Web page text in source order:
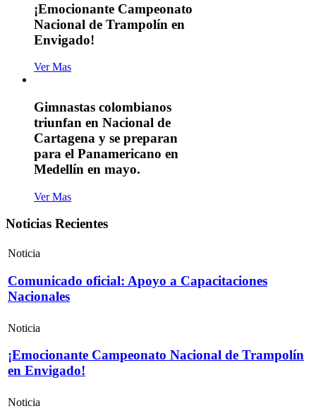
¡Emocionante Campeonato
Nacional de Trampolín en
Envigado!
Ver Mas
Gimnastas colombianos
triunfan en Nacional de
Cartagena y se preparan
para el Panamericano en
Medellín en mayo.
Ver Mas
Noticias Recientes
Noticia
Comunicado oficial: Apoyo a Capacitaciones
Nacionales
Noticia
¡Emocionante Campeonato Nacional de Trampolín
en Envigado!
Noticia